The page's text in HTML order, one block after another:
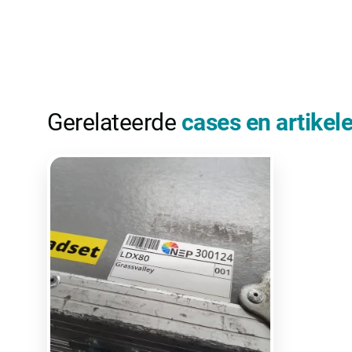
Gerelateerde cases en